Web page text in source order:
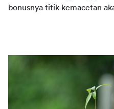
bonusnya titik kemacetan